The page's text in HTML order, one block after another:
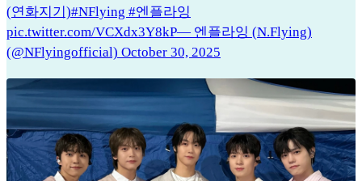
(연화지기)#NFlying #엔플라잉
pic.twitter.com/VCXdx3Y8kP— 엔플라잉 (N.Flying)
(@NFlyingofficial) October 30, 2025